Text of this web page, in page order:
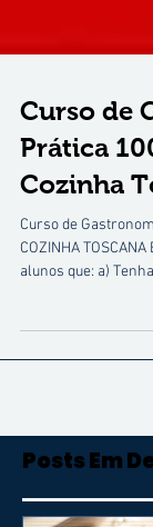
Curso de
Prática
Cozinha
Curso de
alunos que:
Posts Em